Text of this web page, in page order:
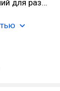
для раз…